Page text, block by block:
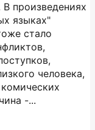
В произведениях
языках"
стало
человека,
-...